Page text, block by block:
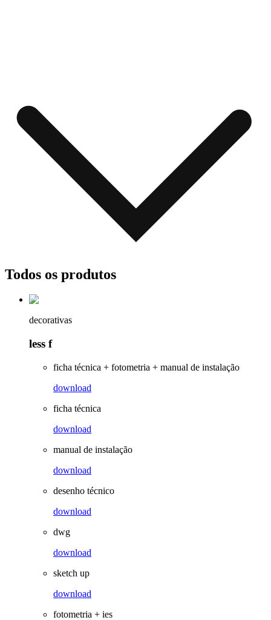
Todos os produtos
decorativas
less f
ficha técnica + fotometria + manual de instalação
download
ficha técnica
download
manual de instalação
download
desenho técnico
download
dwg
download
sketch up
download
fotometria + ies